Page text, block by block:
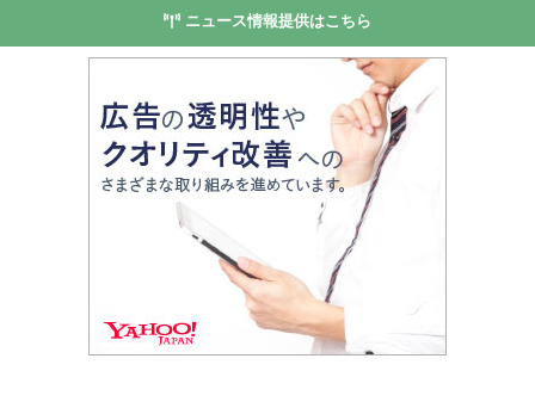
ニュース情報提供はこちら